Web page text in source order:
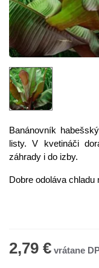
Banánovník
listy. V kvetináči
záhrady i do izby.
Dobre odoláva chladu
2,79 €